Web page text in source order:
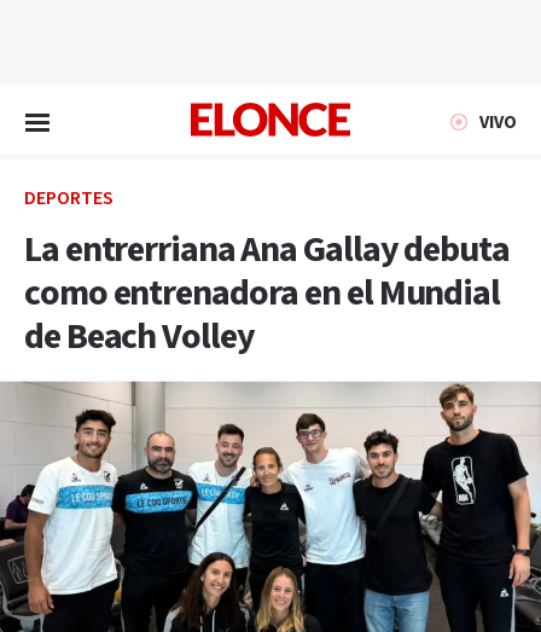
VIVO
DEPORTES
La entrerriana Ana Gallay debuta
como entrenadora en el Mundial
de Beach Volley